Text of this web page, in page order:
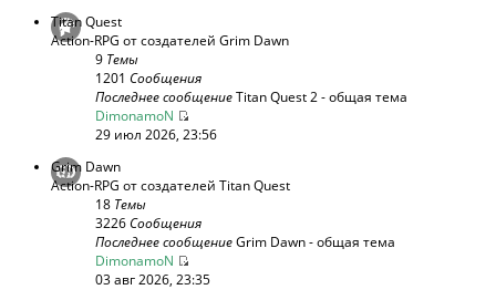
Titan Quest
Action-RPG от создателей Grim Dawn
9 Темы
1201 Сообщения
Последнее сообщениеTitan Quest 2 - общая тема
DimonamoN
29 июл 2026, 23:56
Grim Dawn
Action-RPG от создателей Titan Quest
18 Темы
3226Сообщения
Последнее сообщениеGrim Dawn - общая тема
DimonamoN
03 авг 2026, 23:35